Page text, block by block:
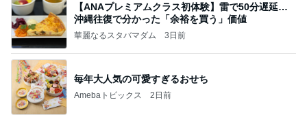
【ANAプレミアムクラス初体験】雷で50分遅延…
沖縄往復で分かった「余裕を買う」価値
華麗なるスタバマダム 3日前
毎年大人気の可愛すぎるおせち
Amebaトピックス 2日前